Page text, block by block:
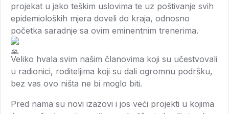
projekat u jako teškim uslovima te uz poštivanje svih
epidemioloških mjera doveli do kraja, odnosno
početka saradnje sa ovim eminentnim trenerima.
Veliko hvala svim našim članovima koji su učestvovali
u radionici, roditeljima koji su dali ogromnu podršku,
bez vas ovo ništa ne bi moglo biti.
Pred nama su novi izazovi i jos veći projekti u kojima